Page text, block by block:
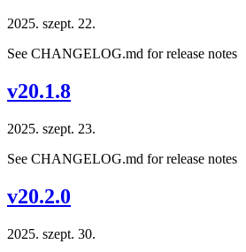
2025. szept. 22.
See CHANGELOG.md for release notes
v20.1.8
2025. szept. 23.
See CHANGELOG.md for release notes
v20.2.0
2025. szept. 30.